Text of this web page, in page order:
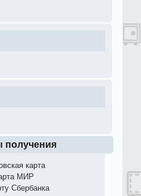
получения
карта
МИР
Сбербанка